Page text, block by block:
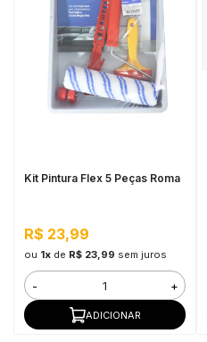
Kit Pintura Flex 5 Peças Roma
R$ 23,99
ou 1xde R$ 23,99 sem juros
- +
ADICIONAR